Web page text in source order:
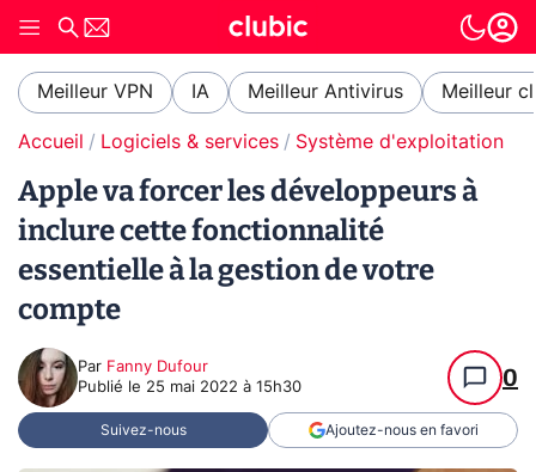
Meilleur VPN IA Meilleur Antivirus Meilleur
Accueil Logiciels & services Système d'exploitation
Apple va forcer les développeurs à
inclure cette fonctionnalité
essentielle à la gestion de votre
compte
Par Fanny Dufour
Publié le 25 mai 2022 à 15h30 0
Suivez-nous Ajoutez-nous en favori